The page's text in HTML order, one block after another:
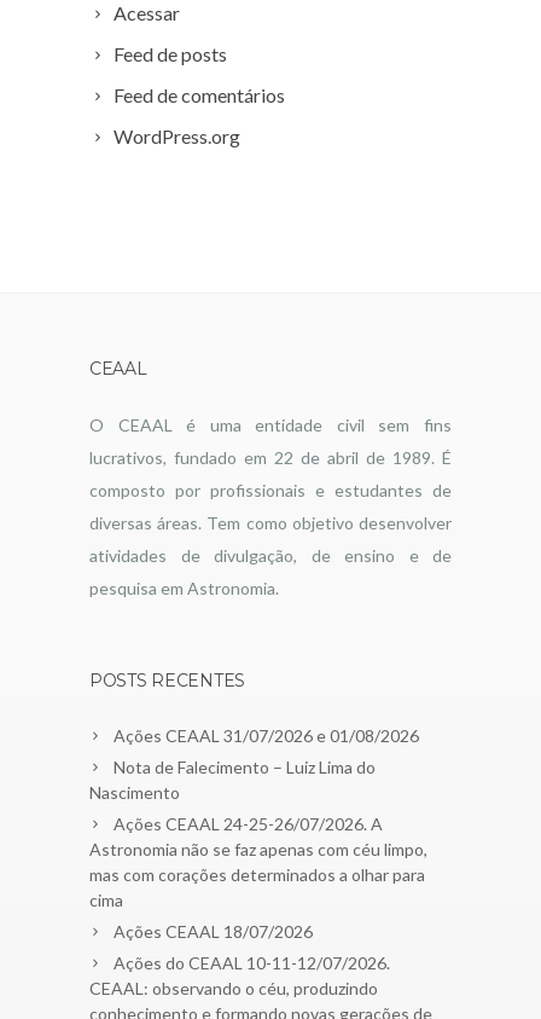
Acessar
Feed de posts
Feed de comentários
WordPress.org
CEAAL
O CEAAL é uma entidade civil sem fins
lucrativos, fundado em 22 de abril de 1989. É
composto por profissionais e estudantes de
diversas áreas. Tem como objetivo desenvolver
atividades de divulgação, de ensino e de
pesquisa em Astronomia.
POSTS RECENTES
Ações CEAAL 31/07/2026 e 01/08/2026
Nota de Falecimento – Luiz Lima do
Nascimento
Ações CEAAL 24-25-26/07/2026. A
Astronomia não se faz apenas com céu limpo,
mas com corações determinados a olhar para
cima
Ações CEAAL 18/07/2026
Ações do CEAAL 10-11-12/07/2026.
CEAAL: observando o céu, produzindo
conhecimento e formando novas gerações de